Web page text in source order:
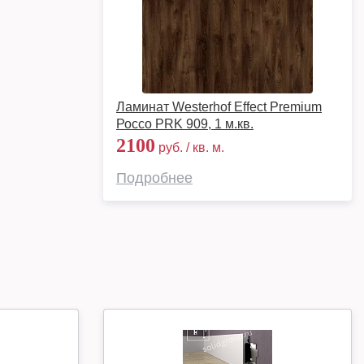
Ламинат Westerhof Effect Premium
Россо PRK 909, 1 м.кв.
2100 руб. / кв. м.
Подробнее